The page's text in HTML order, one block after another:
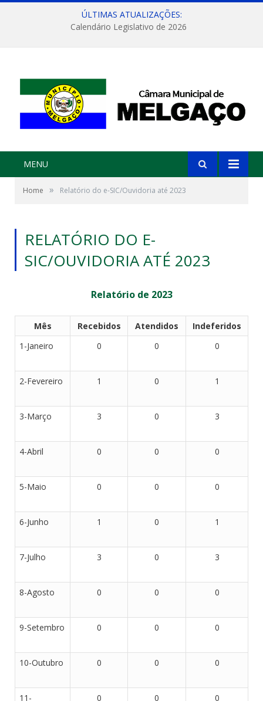
ÚLTIMAS ATUALIZAÇÕES:
Calendário Legislativo de 2026
MENU
Home » Relatório do e-SIC/Ouvidoria até 2023
RELATÓRIO DO E-
SIC/OUVIDORIA ATÉ 2023
Relatório de 2023
Mês Recebidos Atendidos
Indeferidos
1-Janeiro
0 0 0
2-Fevereiro 1 0 1
3-Março 3 0 3
4-Abril 0 0 0
5-Maio 0 0 0
6-Junho 1 0 1
7-Julho 3 0 3
8-Agosto 0 0 0
9-Setembro 0 0 0
10-Outubro 0 0 0
11-
0 0 0